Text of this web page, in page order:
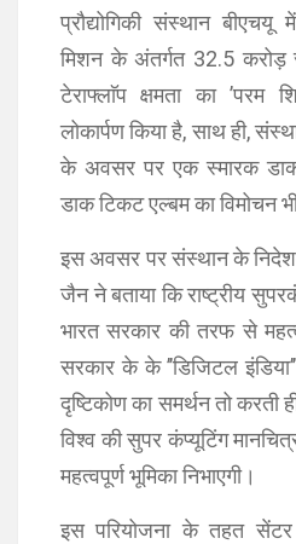
प्रौद्योगिकी संस्थान
मिशन के अंतर्गत 32.5
टेराफ्लाॅप क्षमता का ’परम
लोकार्पण किया है, साथ ही,
के अवसर पर एक स्मारक
डाक टिकट एल्बम का विमोचन
इस अवसर पर संस्थान के
जैन ने बताया कि राष्ट्रीय
भारत सरकार की तरफ से
सरकार के के ’’डिजिटल
दृष्टिकोण का समर्थन तो करती
विश्व की सुपर कंप्यूटिंग
महत्वपूर्ण भूमिका निभाएगी।
इस परियोजना के तहत